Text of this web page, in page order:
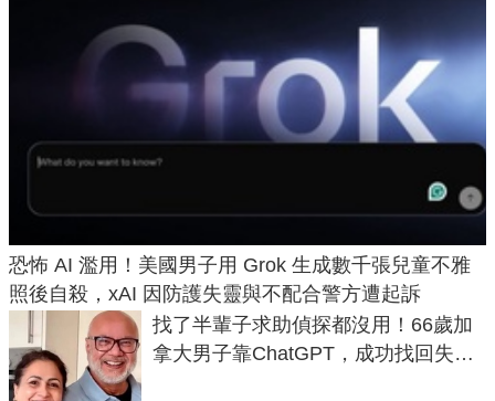
恐怖 AI 濫用！美國男子用 Grok 生成數千張兒童不雅
照後自殺，xAI 因防護失靈與不配合警方遭起訴
找了半輩子求助偵探都沒用！66歲加
拿大男子靠ChatGPT，成功找回失散